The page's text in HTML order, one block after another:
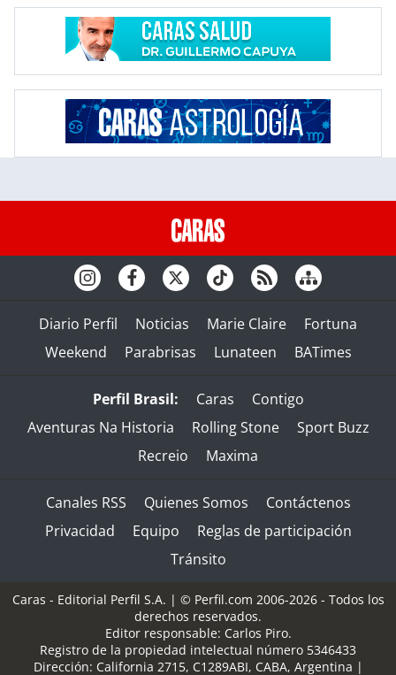
Diario Perfil Noticias Marie Claire
Fortuna
Weekend
Parabrisas Lunateen BATimes
Perfil Brasil: Caras
Contigo
Aventuras Na Historia
Rolling Stone
Sport Buzz
Recreio
Maxima
Canales RSS Quienes Somos
Contáctenos
Privacidad
Equipo
Reglas de participación
Tránsito
Caras - Editorial Perfil S.A. | © Perfil.com 2006-2026 - Todos los
derechos reservados.
Editor responsable: Carlos Piro.
Registro de la propiedad intelectual número 5346433
Dirección: California 2715, C1289ABI, CABA, Argentina |